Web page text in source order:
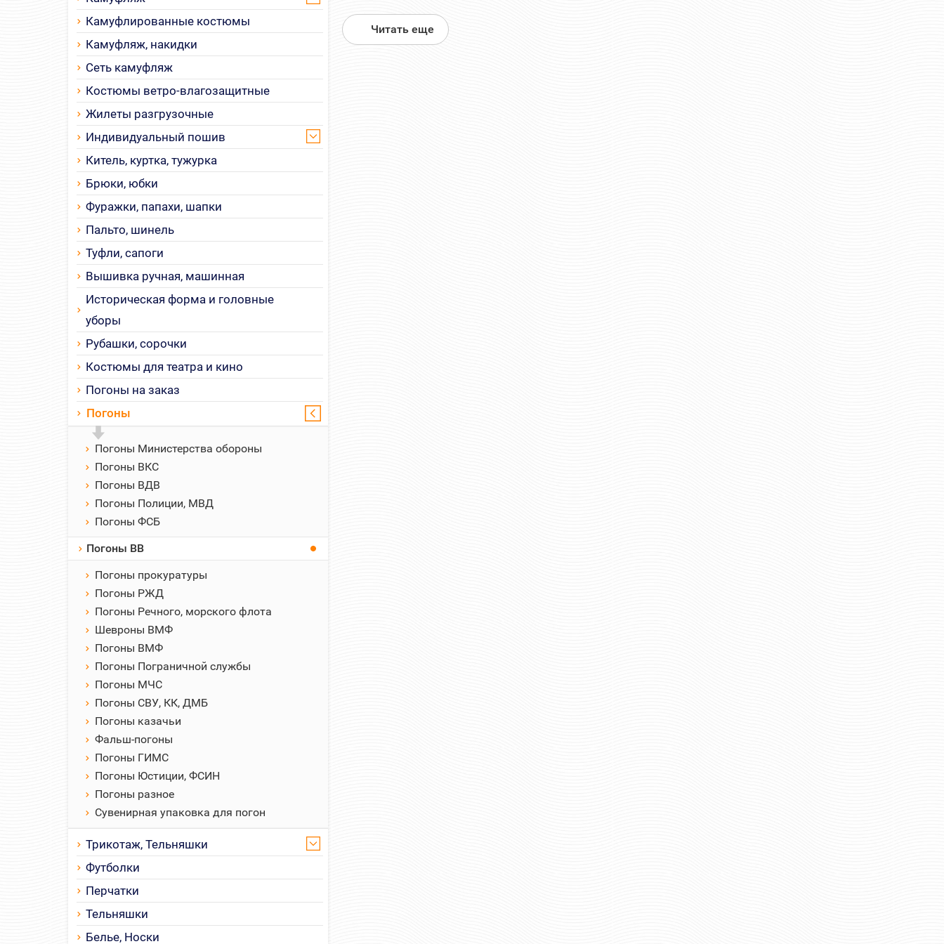
Читать еще
Камуфлированные костюмы
Камуфляж, накидки
Сеть камуфляж
Костюмы ветро-влагозащитные
Жилеты разгрузочные
Индивидуальный пошив
Китель, куртка, тужурка
Брюки, юбки
Фуражки, папахи, шапки
Пальто, шинель
Туфли, сапоги
Вышивка ручная, машинная
Историческая форма и головные
уборы
Рубашки, сорочки
Костюмы для театра и кино
Погоны на заказ
Погоны
Погоны Министерства обороны
Погоны ВКС
Погоны ВДВ
Погоны Полиции, МВД
Погоны ФСБ
Погоны ВВ
Погоны прокуратуры
Погоны РЖД
Погоны Речного, морского флота
Шевроны ВМФ
Погоны ВМФ
Погоны Пограничной службы
Погоны МЧС
Погоны СВУ, КК, ДМБ
Погоны казачьи
Фальш-погоны
Погоны ГИМС
Погоны Юстиции, ФСИН
Погоны разное
Сувенирная упаковка для погон
Трикотаж, Тельняшки
Футболки
Перчатки
Тельняшки
Белье, Носки